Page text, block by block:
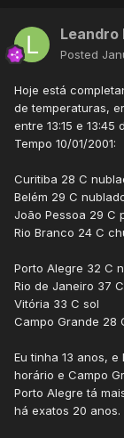
Leandro
Posted
Hoje está
de temperaturas,
entre 13:15 e
Tempo 10/01/2001:
Curitiba 28 C
Belém 29 C
João Pessoa 29 C
Rio Branco 24 C
Porto Alegre 32 C
Rio de Janeiro 37
Vitória 33 C sol
Campo Grande 28
Eu tinha 13 anos,
horário e Campo
Porto Alegre tá
há exatos 20 anos.